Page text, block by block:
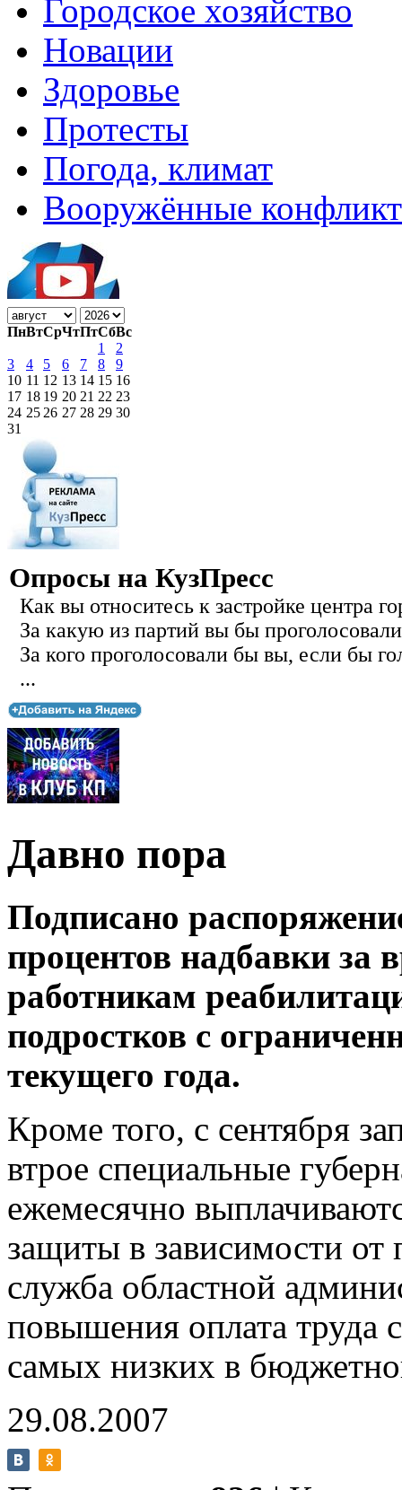
Городское хозяйство
Новации
Здоровье
Протесты
Погода, климат
Вооружённые
ПнВтСрЧтПтСбВс
1
2
3
4 5 6 7 8
9
10 11 12 13 14 15 16
17 18 19 20 21 22 23
24 25 26 27 28 29 30
31
Опросы на КузПресс
Как вы относитесь к застройке центра
За какую из партий вы бы
За кого проголосовали бы вы, если бы
...
Давно пора
Подписано
процентов надбавки за
работникам
подростков с
текущего года.
Кроме того, с сентября
втрое специальные
ежемесячно
защиты в зависимости от
служба областной
повышения оплата труда
самых низких в
29.08.2007